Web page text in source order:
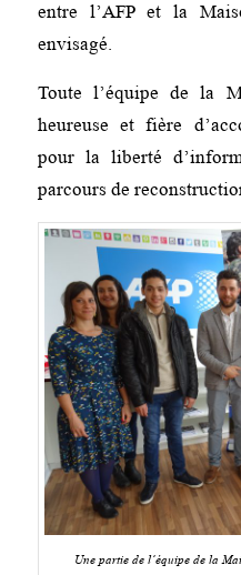
entre l’AFP et la
envisagé.
Toute l’équipe de la
heureuse et fière
pour la liberté
parcours de
Une partie de l’équipe de la